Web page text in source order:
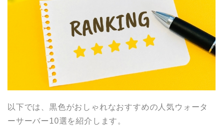
以下では、黒色がおしゃれなおすすめの人気ウォータ
ーサーバー10選を紹介します。